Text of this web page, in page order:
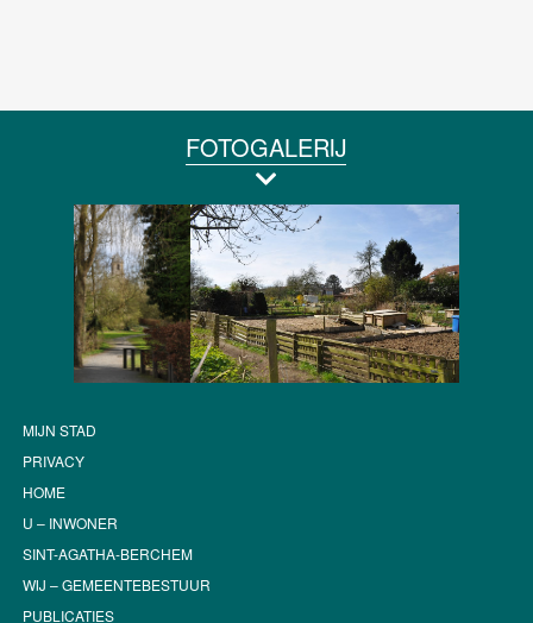
FOTOGALERIJ
MIJN STAD
PRIVACY
HOME
U – INWONER
SINT-AGATHA-BERCHEM
WIJ – GEMEENTEBESTUUR
PUBLICATIES